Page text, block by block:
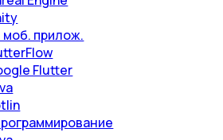
моб. прилож.
Flutter